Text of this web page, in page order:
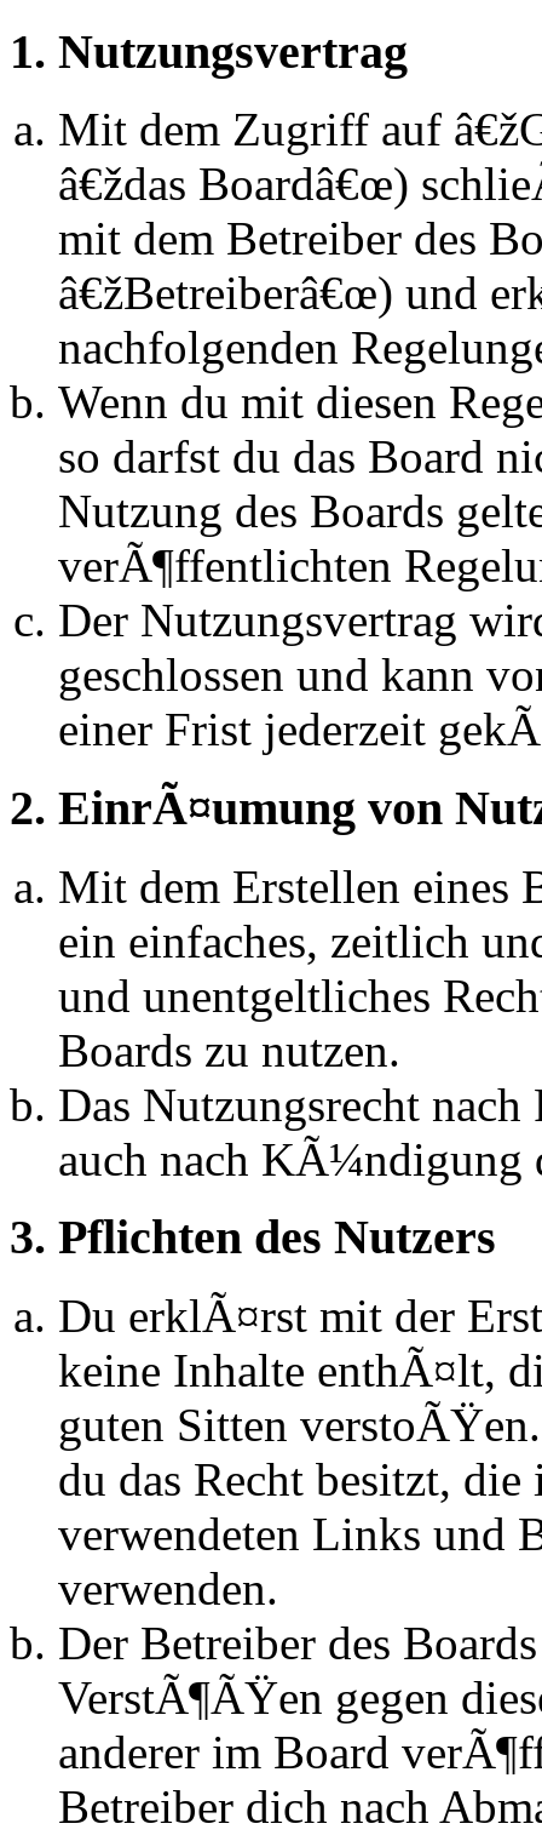
1. Nutzungsvertrag
Mit dem Zugriff auf
â€ždas Boardâ€œ)
mit dem Betreiber des
â€žBetreiberâ€œ) und
nachfolgenden
Wenn du mit diesen
so darfst du das Board
Nutzung des Boards
verÃ¶ffentlichten
Der Nutzungsvertrag
geschlossen und kann
einer Frist jederzeit
2. EinrÃ¤umung von
Mit dem Erstellen eines
ein einfaches, zeitlich
und unentgeltliches
Boards zu nutzen.
Das Nutzungsrecht
auch nach KÃ¼ndigung
3. Pflichten des Nutzers
Du erklÃ¤rst mit der
keine Inhalte enthÃ¤lt,
guten Sitten
du das Recht besitzt,
verwendeten Links und
verwenden.
Der Betreiber des
VerstÃ¶ÃŸen gegen
anderer im Board
Betreiber dich nach